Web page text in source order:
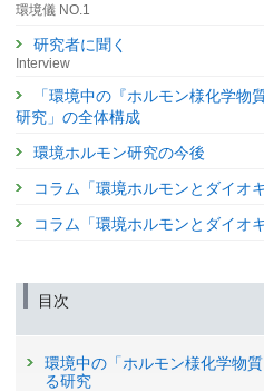
環境儀 NO.1
研究者に聞く
Interview
「環境中の『ホルモン様化学物
研究」の全体構成
環境ホルモン研究の今後
コラム「環境ホルモンとダイオ
コラム「環境ホルモンとダイオ
目次
環境中の「ホルモン様化学物
る研究